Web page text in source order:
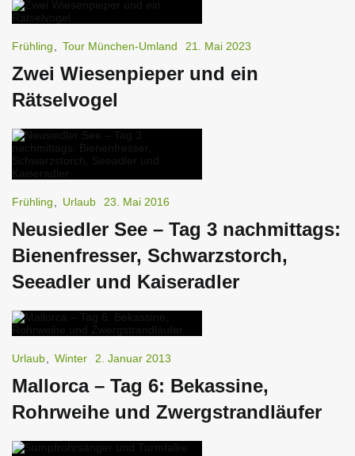
Frühling Tour München-Umland 21. Mai 2023
Zwei Wiesenpieper und ein
Rätselvogel
Frühling Urlaub 23. Mai 2016
Neusiedler See – Tag 3 nachmittags:
Bienenfresser, Schwarzstorch,
Seeadler und Kaiseradler
Urlaub Winter 2. Januar 2013
Mallorca – Tag 6: Bekassine,
Rohrweihe und Zwergstrandläufer